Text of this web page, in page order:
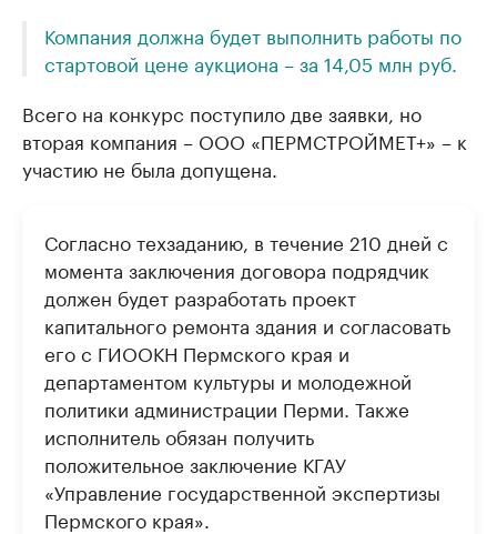
Компания должна будет выполнить работы по
стартовой цене аукциона – за 14,05 млн руб.
Всего на конкурс поступило две заявки, но
вторая компания – ООО «ПЕРМСТРОЙМЕТ+» – к
участию не была допущена.
Согласно техзаданию, в течение 210 дней с
момента заключения договора подрядчик
должен будет разработать проект
капитального ремонта здания и согласовать
его с ГИООКН Пермского края и
департаментом культуры и молодежной
политики администрации Перми. Также
исполнитель обязан получить
положительное заключение КГАУ
«Управление государственной экспертизы
Пермского края».